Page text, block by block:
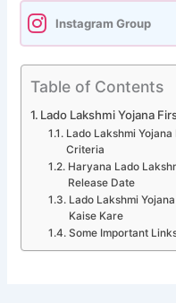
Instagram Group
Table of Contents
Lado Lakshmi Yojana
Lado Lakshmi
Criteria
Haryana Lado
Release Date
Lado Lakshmi
Kaise Kare
Some Important